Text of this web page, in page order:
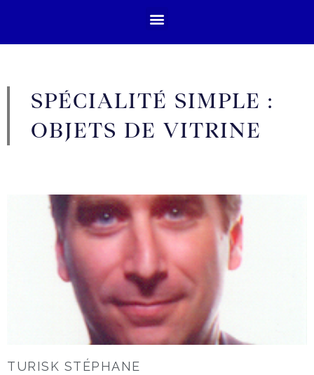
SPÉCIALITÉ SIMPLE :
OBJETS DE VITRINE
TURISK STÉPHANE